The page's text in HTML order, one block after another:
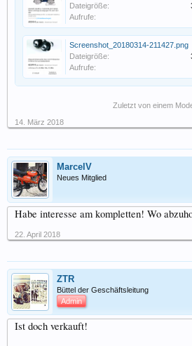
Dateigröße:
Aufrufe:
Screenshot_20180314-211427.png
Dateigröße:
Aufrufe:
Zuletzt von einem
14. März 2018
MarcelV
Neues Mitglied
Habe interesse am kompletten! Wo
22. April 2018
ZTR
Büttel der Geschäftsleitung
Admin
Ist doch verkauft!